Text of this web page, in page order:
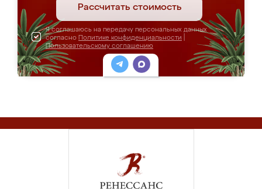
Рассчитать стоимость
Я соглашаюсь на передачу персональных данных
согласно Политике конфиденциальности
Пользовательскому соглашению